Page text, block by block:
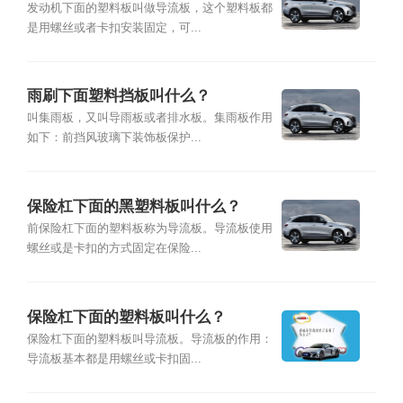
发动机下面的塑料板叫做导流板，这个塑料板都
是用螺丝或者卡扣安装固定，可...
雨刷下面塑料挡板叫什么？
叫集雨板，又叫导雨板或者排水板。集雨板作用
如下：前挡风玻璃下装饰板保护...
保险杠下面的黑塑料板叫什么？
前保险杠下面的塑料板称为导流板。导流板使用
螺丝或是卡扣的方式固定在保险...
保险杠下面的塑料板叫什么？
保险杠下面的塑料板叫导流板。导流板的作用：
导流板基本都是用螺丝或卡扣固...